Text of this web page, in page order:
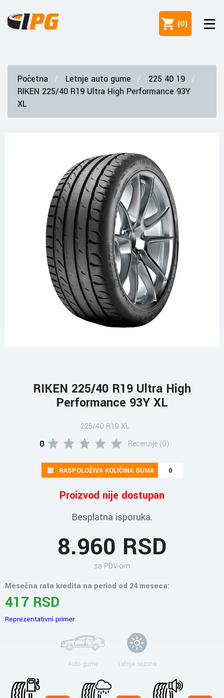
(0)
Početna Letnje auto gume
225 40 19
RIKEN 225/40 R19 Ultra High Performance 93Y
XL
RIKEN 225/40 R19 Ultra High
Performance 93Y XL
225/40 R19 XL
0 Recenzije (0)
RASPOLOŽIVA KOLIČINA GUMA 0
Proizvod nije dostupan
Besplatna isporuka.
8.960 RSD
sa PDV-om
Mesečna rata kredita na period od 24 meseca:
417 RSD
Reprezentativni primer
Auto gume Letnja sezona